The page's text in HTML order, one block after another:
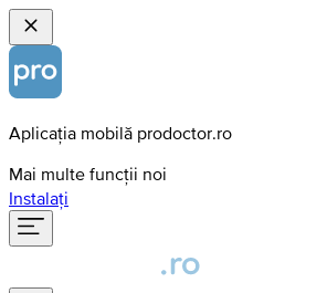
Aplicația mobilă prodoctor.ro
Mai multe funcții noi
Instalați